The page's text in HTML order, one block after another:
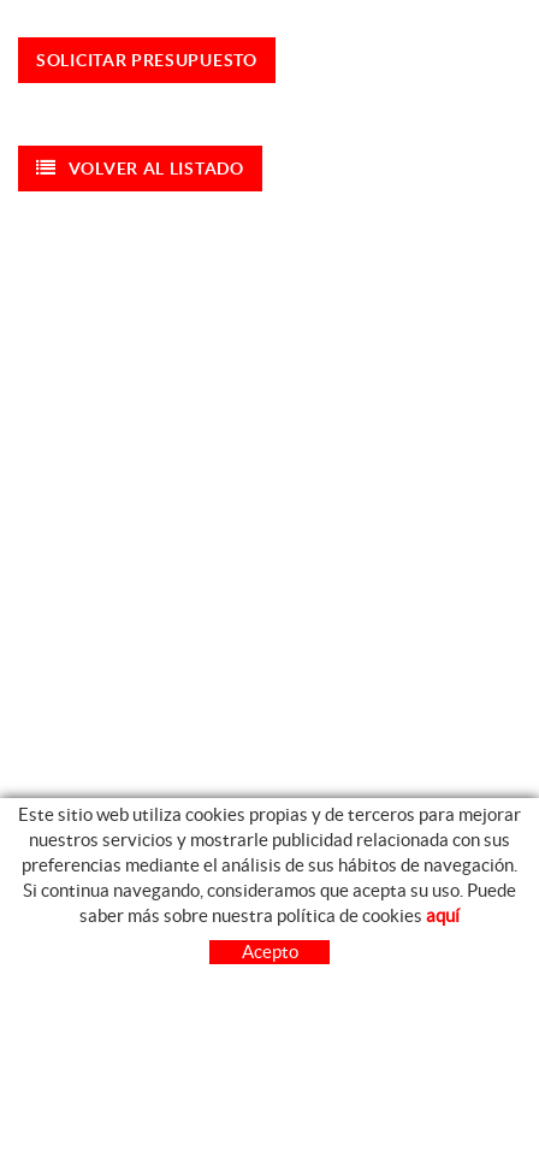
SOLICITAR PRESUPUESTO
VOLVER AL LISTADO
GUIA DE COMPRA
Este sitio web utiliza cookies propias y de terceros para mejorar
nuestros servicios y mostrarle publicidad relacionada con sus
preferencias mediante el análisis de sus hábitos de navegación.
Si continua navegando, consideramos que acepta su uso. Puede
saber más sobre nuestra política de cookies aquí
Acepto